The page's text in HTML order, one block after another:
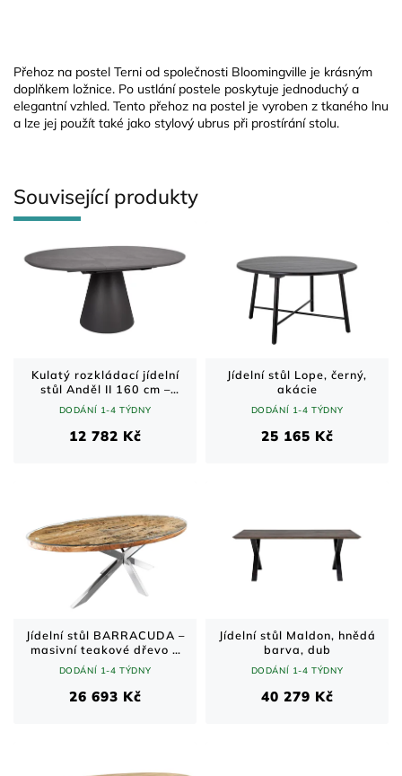
Související produkty
Kulatý rozkládací jídelní
stůl Anděl II 160 cm –
černý mat / šedý mramor
DODÁNÍ 1-4 TÝDNY
12 782 Kč
Jídelní stůl Lope, černý,
akácie
DODÁNÍ 1-4 TÝDNY
25 165 Kč
Jídelní stůl BARRACUDA –
masivní teakové dřevo a
chromovaná ocel / hnědý /
220 cm
DODÁNÍ 1-4 TÝDNY
26 693 Kč
Jídelní stůl Maldon, hnědá
barva, dub
DODÁNÍ 1-4 TÝDNY
40 279 Kč
Přehoz na postel Terni od společnosti Bloomingville je krásným
doplňkem ložnice. Po ustlání postele poskytuje jednoduchý a
elegantní vzhled. Tento přehoz na postel je vyroben z tkaného lnu
a lze jej použít také jako stylový ubrus při prostírání stolu.